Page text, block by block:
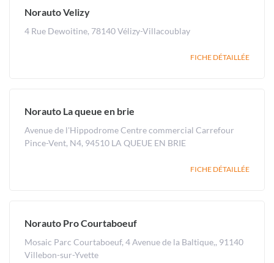
Norauto Velizy
4 Rue Dewoitine, 78140 Vélizy-Villacoublay
FICHE DÉTAILLÉE
Norauto La queue en brie
Avenue de l'Hippodrome Centre commercial Carrefour
Pince-Vent, N4, 94510 LA QUEUE EN BRIE
FICHE DÉTAILLÉE
Norauto Pro Courtaboeuf
Mosaic Parc Courtaboeuf, 4 Avenue de la Baltique,, 91140
Villebon-sur-Yvette